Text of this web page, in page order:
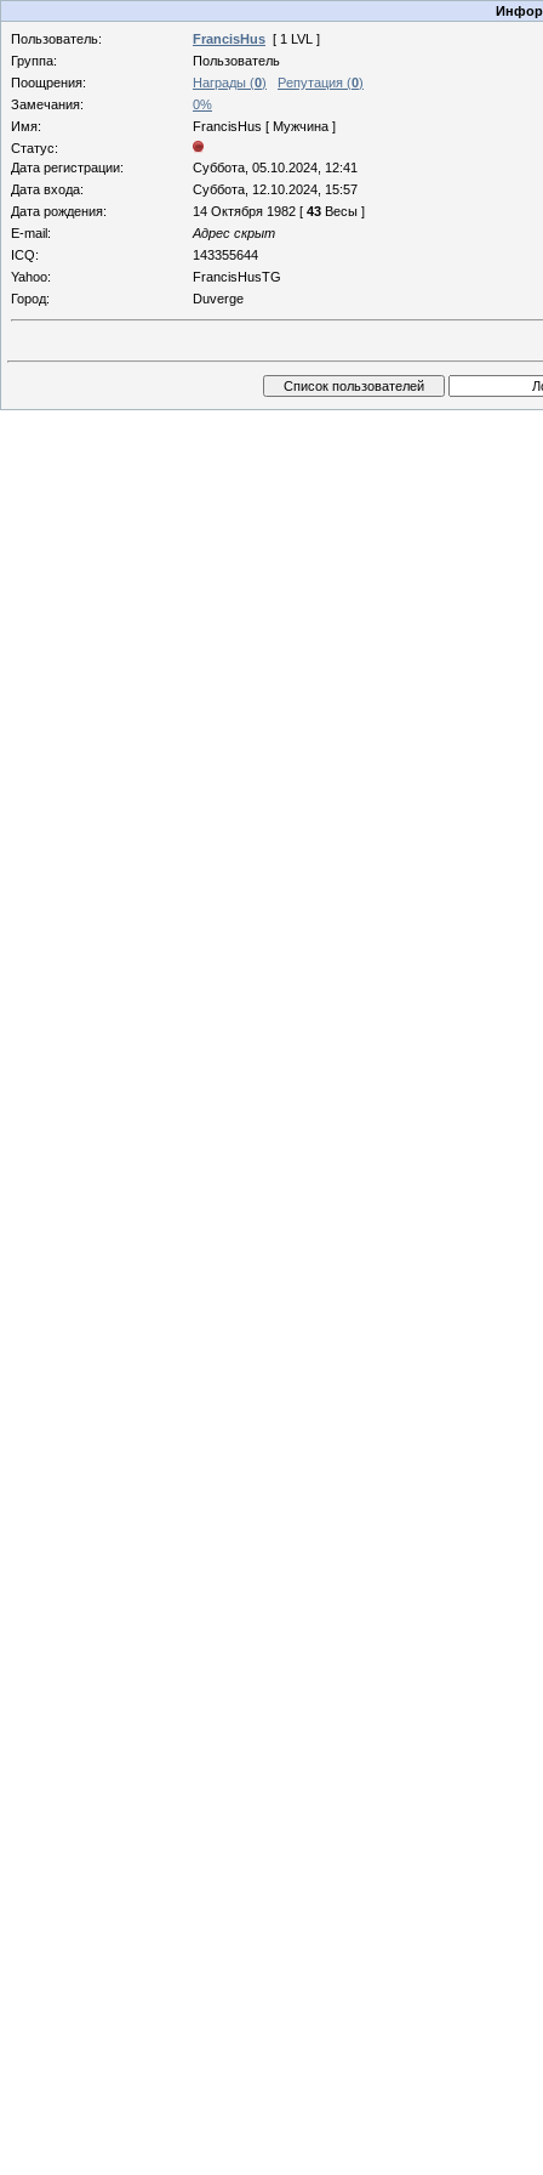
Пользователь:
FrancisHus [ 1 LVL ]
Группа:
Пользователь
Поощрения:
Награды (0) Репутация (0)
Замечания:
0%
Имя:
FrancisHus [ Мужчина ]
Статус:
Дата регистрации:
Суббота, 05.10.2024, 12:41
Дата входа:
Суббота, 12.10.2024, 15:57
Дата рождения:
14 Октября 1982 [ 43 Весы ]
E-mail:
Адрес скрыт
ICQ:
143355644
Yahoo:
FrancisHusTG
Город:
Duverge